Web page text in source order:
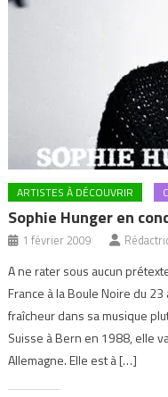
ARTISTES À DÉCOUVRIR
Sophie Hunger en
1 février 2009
A ne rater sous aucun
France à la Boule Noire du
fraîcheur dans sa musique
Suisse à Bern en 1988, elle
Allemagne. Elle est à […]